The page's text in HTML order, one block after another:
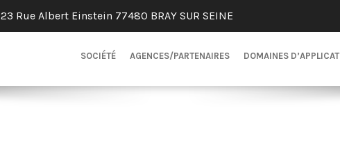
23 Rue Albert Einstein 77480 BRAY SUR SEINE
SOCIÉTÉ AGENCES/PARTENAIRES DOMAINES